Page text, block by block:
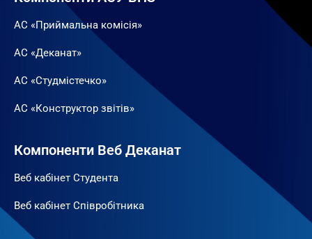
АС «Приймальна комісія»
АС «Деканат»
АС «Студмістечко»
АС «Конструктор звітів»
Компоненти Веб Деканат
Веб кабінет Студента
Веб кабінет Співробітника